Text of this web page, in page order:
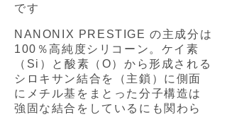
です
NANONIX PRESTIGE の主成分は
100％高純度シリコーン。ケイ素
（Si）と酸素（O）から形成される
シロキサン結合を（主鎖）に側面
にメチル基をまとった分子構造は
強固な結合をしているにも関わら